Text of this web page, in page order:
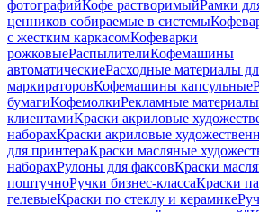
фотографийКофе растворимыйРамки
ценников собираемые в системы
с жестким каркасомКофеварки
рожковыеРаспылителиКофемашины
автоматическиеРасходные материалы
маркираторовКофемашины капсульные
бумагиКофемолкиРекламные
клиентамиКраски акриловые
наборахКраски акриловые
для принтераКраски масляные
наборахРулоны для факсовКраски
поштучноРучки бизнес-классаКраски
гелевыеКраски по стеклу и керамике